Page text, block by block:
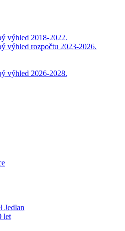
výhled 2018-2022.
výhled rozpočtu 2023-2026.
výhled 2026-2028.
Jedlan
let